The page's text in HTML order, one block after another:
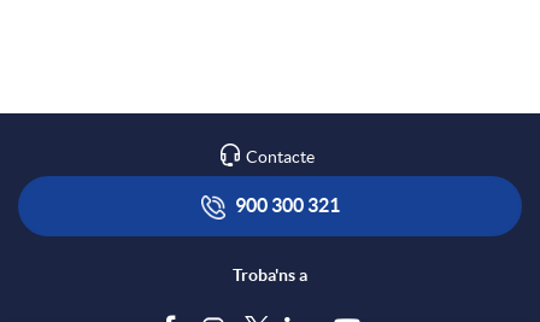
x
i
ó
Contacte
900 300 321
Troba'ns a